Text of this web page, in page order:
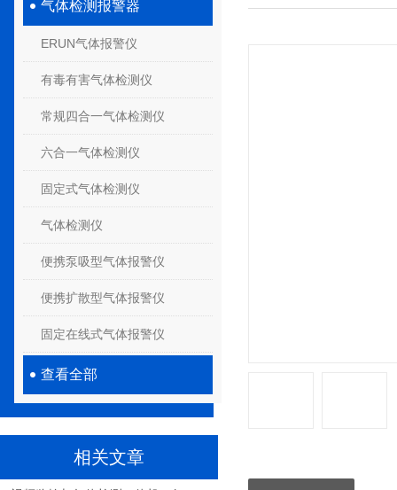
气体检测报警器
ERUN气体报警仪
有毒有害气体检测仪
常规四合一气体检测仪
六合一气体检测仪
固定式气体检测仪
气体检测仪
便携泵吸型气体报警仪
便携扩散型气体报警仪
固定在线式气体报警仪
查看全部
相关文章